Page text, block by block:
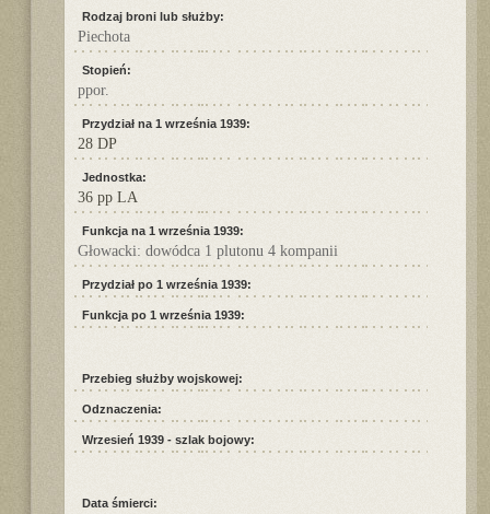
Rodzaj broni lub służby:
Piechota
Stopień:
ppor.
Przydział na 1 września 1939:
28 DP
Jednostka:
36 pp LA
Funkcja na 1 września 1939:
Głowacki: dowódca 1 plutonu 4 kompanii
Przydział po 1 września 1939:
Funkcja po 1 września 1939:
Przebieg służby wojskowej:
Odznaczenia:
Wrzesień 1939 - szlak bojowy:
Data śmierci: